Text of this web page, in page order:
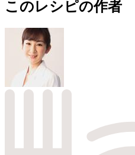
このレシピの作者